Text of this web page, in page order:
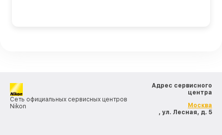
Сеть официальных сервисных центров
Nikon
Адрес сервисного
центра
Москва
, ул. Лесная, д. 5